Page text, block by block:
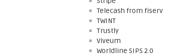
Telecash from fiserv
TWINT
Trustly
Viveum
Worldline SIPS 2.0